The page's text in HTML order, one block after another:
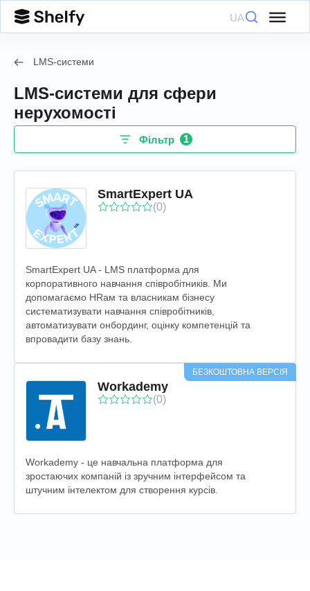
UA
LMS-системи
LMS-системи для сфери
нерухомості
Фільтр 1
SmartExpert UA
(0)
SmartExpert UA - LMS платформа для
корпоративного навчання співробітників. Ми
допомагаємо HRам та власникам бізнесу
систематизувати навчання співробітників,
автоматизувати онбординг, оцінку компетенцій та
впровадити базу знань.
БЕЗКОШТОВНА ВЕРСІЯ
Workademy
(0)
Workademy - це навчальна платформа для
зростаючих компаній із зручним інтерфейсом та
штучним інтелектом для створення курсів.